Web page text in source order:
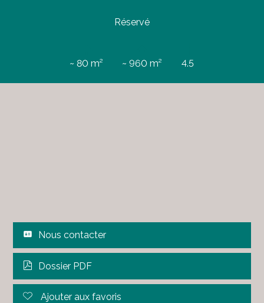
Réservé
~ 80 m² ~ 960 m² 4.5
Nous contacter
Dossier PDF
Ajouter aux favoris